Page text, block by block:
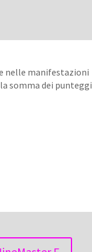
nelle manifestazioni
somma dei punteggi